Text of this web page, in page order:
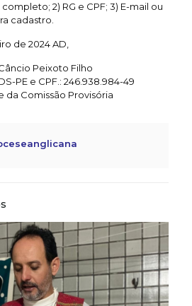
2) RG e CPF; 3) E-mail ou
cadastro.
de 2024 AD,
Peixoto Filho
PE e CPF.: 246.938.984-49
da Comissão Provisória